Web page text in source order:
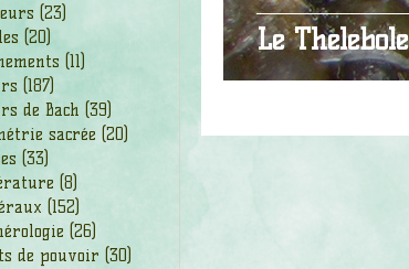
(23)
(20)
(11)
(187)
de Bach (39)
sacrée (20)
(33)
(8)
(152)
(26)
de pouvoir (30)
Le Thélébole